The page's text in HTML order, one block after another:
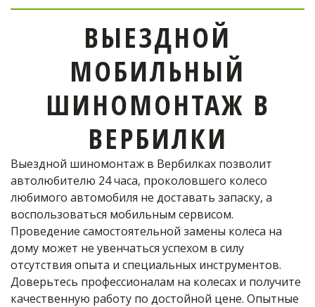
в Одинцово
отремонтирует шину!
Телефон оператора:
+7 (926) 976-03-37
ОФОРМИТЬ ЗАКАЗ
ВЫЕЗДНОЙ
МОБИЛЬНЫЙ
ШИНОМОНТАЖ В
ВЕРБИЛКИ
Выездной шиномонтаж в Вербилках позволит
автолюбителю 24 часа, проколовшего колесо
любимого автомобиля не доставать запаску, а
воспользоваться мобильным сервисом.
Проведение самостоятельной замены колеса на
дому может не увенчаться успехом в силу
отсутствия опыта и специальных инструментов.
Доверьтесь профессионалам на колесах и получите
качественную работу по достойной цене. Опытные